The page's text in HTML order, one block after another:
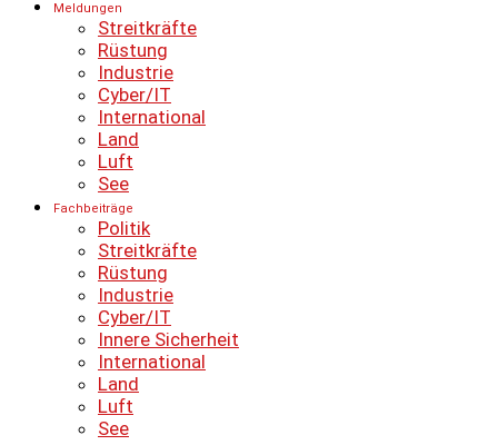
Meldungen
Streitkräfte
Rüstung
Industrie
Cyber/IT
International
Land
Luft
See
Fachbeiträge
Politik
Streitkräfte
Rüstung
Industrie
Cyber/IT
Innere Sicherheit
International
Land
Luft
See